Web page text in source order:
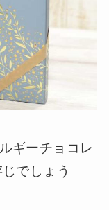
ギーチョコレ
でしょう